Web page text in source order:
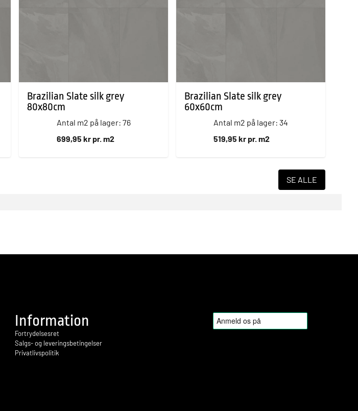
Brazilian Slate silk grey
80x80cm
Antal m2 på lager: 76
699,95 kr pr. m2
Brazilian Slate silk grey
60x60cm
Antal m2 på lager: 34
519,95 kr pr. m2
SE ALLE
Information
Fortrydelsesret
Salgs- og leveringsbetingelser
Privatlivspolitik